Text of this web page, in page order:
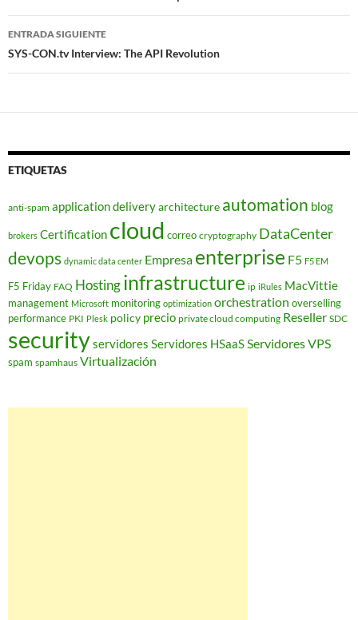
entradas
ENTRADA SIGUIENTE
SYS-CON.tv Interview: The API Revolution
ETIQUETAS
anti-spam application deliveryarchitecture automation blog
brokers Certification cloud correo cryptography DataCenter
devops dynamic data center Empresa enterprise F5 F5 EM
F5 Friday FAQ Hostinginfrastructure ip iRules MacVittie
management Microsoft monitoring optimization orchestration overselling
performance PKI Plesk policy precio private cloud computing Reseller SDC
securityservidores Servidores HSaaSServidores VPS
spam spamhaus Virtualización